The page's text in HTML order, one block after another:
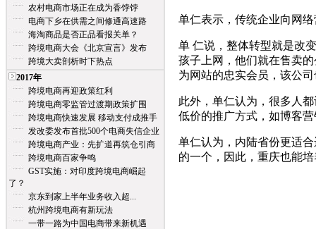
农村电商市场正在成为香饽饽
电商下乡在供需之间修通高速路
海淘商品是否正品看报关单？
跨境电商大会《北京宣言》发布
跨境大卖剖析时下热点
2017年
跨境电商再迎政策红利
跨境电商零监管过渡期政策扩围
跨境电商快速发展 移动支付成推手
发改委发布首批500个电商失信企业
跨境电商产业：先扩道再筑仓引商
跨境电商百家争鸣
GST实施：对印度跨境电商崛起
了？
京东到家上半年业务收入超...
杭州跨境电商有新玩法
一带一路为中国电商带来新机遇
单仁表示，传统企业向网
单 仁说，整体转型就是改
孩子上网，他们就在售卖
为网站的忠实会员，该公
此外，单仁认为，很多人
低价的推广方式，如博客
单仁认为，内陆省份更适
的一个，因此，重庆也能